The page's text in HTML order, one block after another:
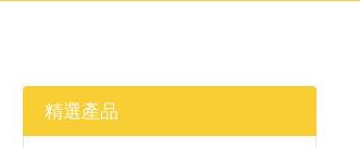
精選產品